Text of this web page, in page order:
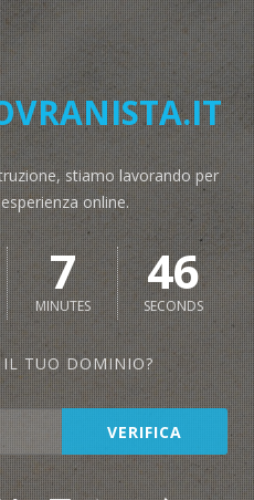
stiamo lavorando per
online.
7
MINUTES
46
SECONDS
IL TUO DOMINIO?